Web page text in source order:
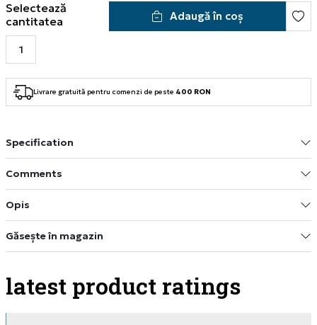
Selectează
cantitatea
Adaugă în coș
Livrare gratuită pentru comenzi de peste 400 RON
Specification
Comments
Opis
Găsește în magazin
latest product ratings